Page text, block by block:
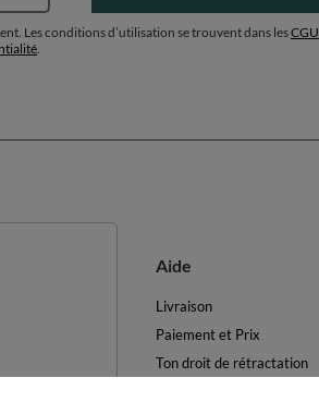
Les conditions d’utilisation se trouvent dans lesCGU
Aide
Livraison
Paiement et Prix
Ton droit de rétractation